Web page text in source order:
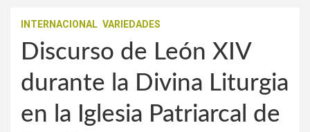
INTERNACIONAL VARIEDADES
Discurso de León XIV
durante la Divina Liturgia
en la Iglesia Patriarcal de